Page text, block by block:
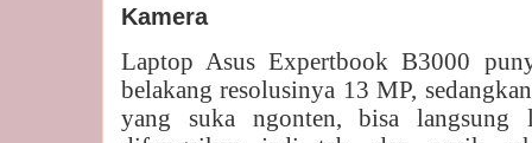
Kamera
Laptop Asus Expertbook B3000
belakang resolusinya 13 MP,
yang suka ngonten, bisa langsung